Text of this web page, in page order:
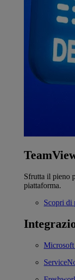
Sfrutta il pieno
piattaforma.
Scopri di